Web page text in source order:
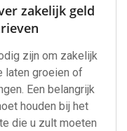
zakelijk geld
zijn om zakelijk
laten groeien of
Een belangrijk
houden bij het
die u zult moeten